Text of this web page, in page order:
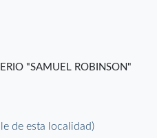
"SAMUEL ROBINSON"
de esta localidad)